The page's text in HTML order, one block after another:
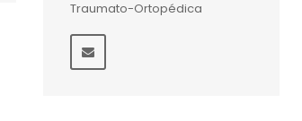
Traumato-Ortopédica